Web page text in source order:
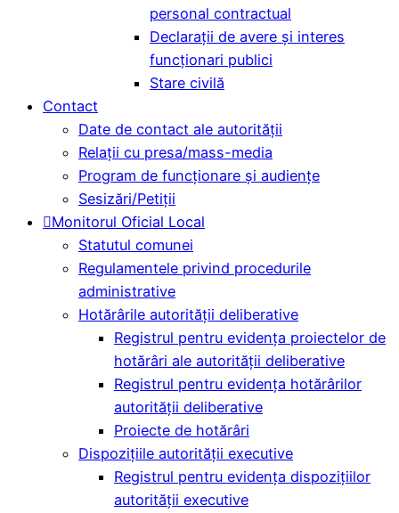
personal contractual
Declarații de avere și interes
funcționari publici
Stare civilă
Contact
Date de contact ale autorității
Relații cu presa/mass-media
Program de funcționare și audiențe
Sesizări/Petiții
Monitorul Oficial Local
Statutul comunei
Regulamentele privind procedurile
administrative
Hotărârile autorității deliberative
Registrul pentru evidența proiectelor de
hotărâri ale autorității deliberative
Registrul pentru evidența hotărârilor
autorității deliberative
Proiecte de hotărâri
Dispozițiile autorității executive
Registrul pentru evidența dispozițiilor
autorității executive